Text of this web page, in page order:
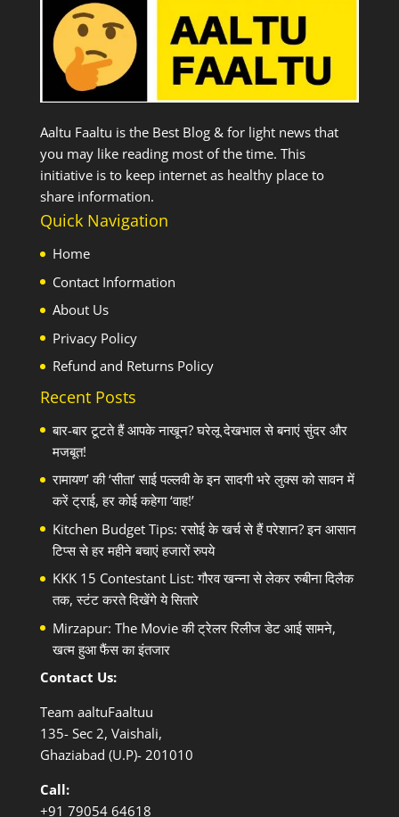
Aaltu Faaltu is the Best Blog & for light news that
you may like reading most of the time. This
initiative is to keep internet as healthy place to
share information.
Quick Navigation
Home
Contact Information
About Us
Privacy Policy
Refund and Returns Policy
Recent Posts
बार-बार टूटते हैं आपके नाखून? घरेलू देखभाल से बनाएं सुंदर और
मजबूत!
रामायण’ की ‘सीता’ साई पल्लवी के इन सादगी भरे लुक्स को सावन में
करें ट्राई, हर कोई कहेगा ‘वाह!’
Kitchen Budget Tips: रसोई के खर्च से हैं परेशान? इन आसान
टिप्स से हर महीने बचाएं हजारों रुपये
KKK 15 Contestant List: गौरव खन्ना से लेकर रुबीना दिलैक
तक, स्टंट करते दिखेंगे ये सितारे
Mirzapur: The Movie की ट्रेलर रिलीज डेट आई सामने,
खत्म हुआ फैंस का इंतजार
Contact Us:
Team aaltuFaaltuu
135- Sec 2, Vaishali,
Ghaziabad (U.P)- 201010
Call:
+91 79054 64618